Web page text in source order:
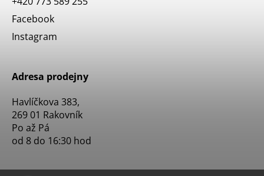
Facebook
Instagram
Adresa prodejny
Havlíčkova 383,
269 01 Rakovník
Po až Pá
od 8 do 16:30 hod